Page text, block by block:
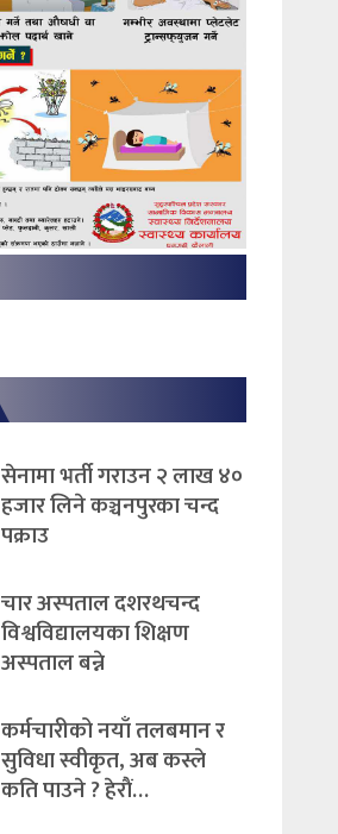
सेनामा भर्ती गराउन २ लाख ४०
हजार लिने कञ्चनपुरका चन्द
पक्राउ
चार अस्पताल दशरथचन्द
विश्वविद्यालयका शिक्षण
अस्पताल बन्ने
कर्मचारीको नयाँ तलबमान र
सुविधा स्वीकृत, अब कस्ले
कति पाउने ? हेराैं…